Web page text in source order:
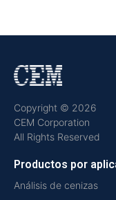
Copyright © 2026
CEM Corporation
All Rights Reserved
Productos por
Análisis de cenizas